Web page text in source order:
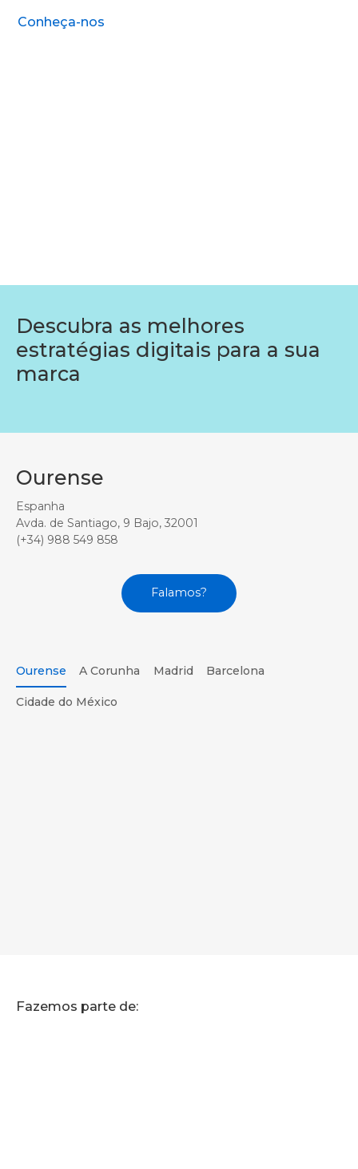
Conheça-nos
Descubra as melhores
estratégias digitais para a sua
marca
Ourense
Espanha
Avda. de Santiago, 9 Bajo, 32001
(+34) 988 549 858
Falamos?
Ourense A Corunha Madrid Barcelona
Cidade do México
Fazemos parte de: